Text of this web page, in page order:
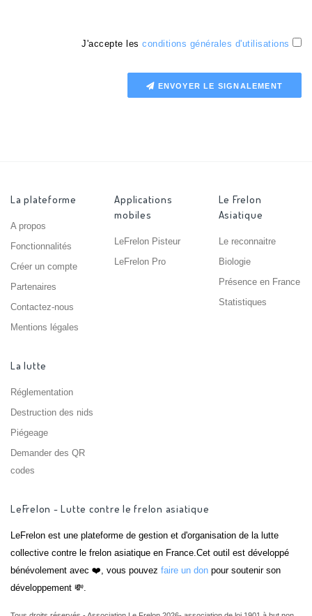
J'accepte les conditions générales d'utilisations
ENVOYER LE SIGNALEMENT
La plateforme
A propos
Fonctionnalités
Créer un compte
Partenaires
Contactez-nous
Mentions légales
Applications
mobiles
LeFrelon Pisteur
LeFrelon Pro
Le Frelon
Asiatique
Le reconnaitre
Biologie
Présence en France
Statistiques
La lutte
Réglementation
Destruction des nids
Piégeage
Demander des QR
codes
LeFrelon - Lutte contre le frelon asiatique
LeFrelon est une plateforme de gestion et d'organisation de la lutte
collective contre le frelon asiatique en France.Cet outil est développé
bénévolement avec ❤️, vous pouvez faire un don pour soutenir son
développement 💸.